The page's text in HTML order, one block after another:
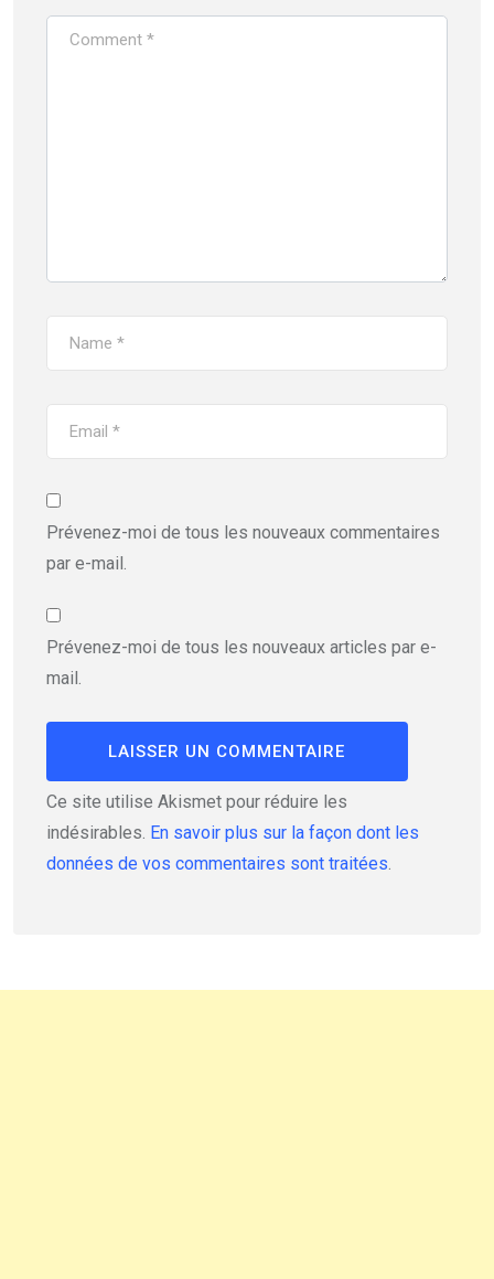
Prévenez-moi de tous les nouveaux commentaires
par e-mail.
Prévenez-moi de tous les nouveaux articles par e-
mail.
Ce site utilise Akismet pour réduire les
indésirables. En savoir plus sur la façon dont les
données de vos commentaires sont traitées.